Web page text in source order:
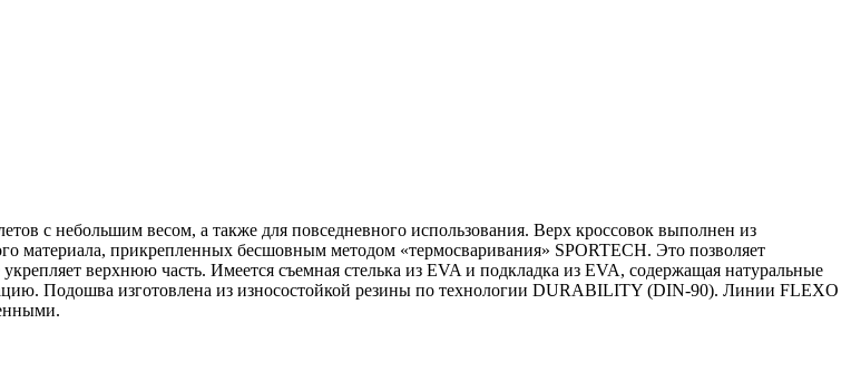
с небольшим весом, а также для повседневного использования. Верх кроссовок выполнен из
материала, прикрепленных бесшовным методом «термосваривания» SPORTECH. Это позволяет
верхнюю часть. Имеется съемная стелька из EVA и подкладка из EVA, содержащая натуральные
Подошва изготовлена из износостойкой резины по технологии DURABILITY (DIN-90). Линии FLEXO